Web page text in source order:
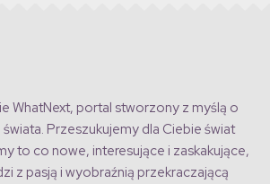
WhatNext, portal stworzony z myślą o
Przeszukujemy dla Ciebie świat
to co nowe, interesujące i zaskakujące,
z pasją i wyobraźnią przekraczającą